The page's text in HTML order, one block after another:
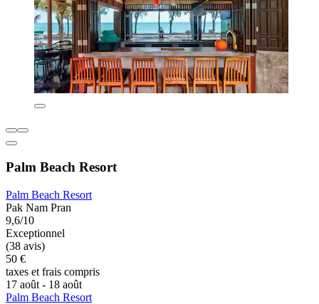
Palm Beach Resort
Palm Beach Resort
Pak Nam Pran
9,6/10
Exceptionnel
(38 avis)
50 €
taxes et frais compris
17 août - 18 août
Palm Beach Resort